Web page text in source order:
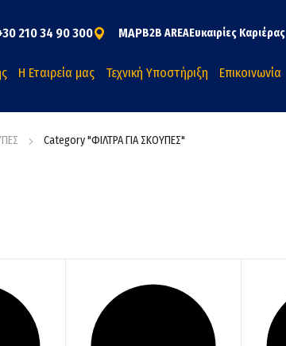
210 34 90 300 MAPB2B AREAΕυκαιρίες Καριέρας
Η Εταιρεία μας Τεχνική Υποστήριξη Επικοινωνία
Category "ΦΙΛΤΡΑ ΓΙΑ ΣΚΟΥΠΕΣ"